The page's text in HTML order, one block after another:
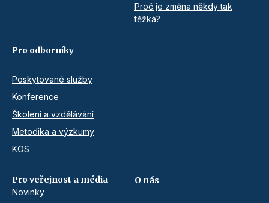
Proč je změna někdy tak
těžká?
Pro odborníky
Poskytované služby
Konference
Školení a vzdělávání
Metodika a výzkumy
KOS
Pro veřejnost a média
Novinky
O nás